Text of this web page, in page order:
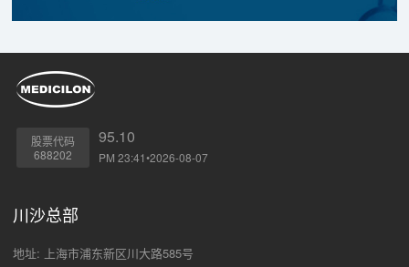
股票代码
688202
95.10
PM 23:41•2026-08-07
川沙总部
地址: 上海市浦东新区川大路585号